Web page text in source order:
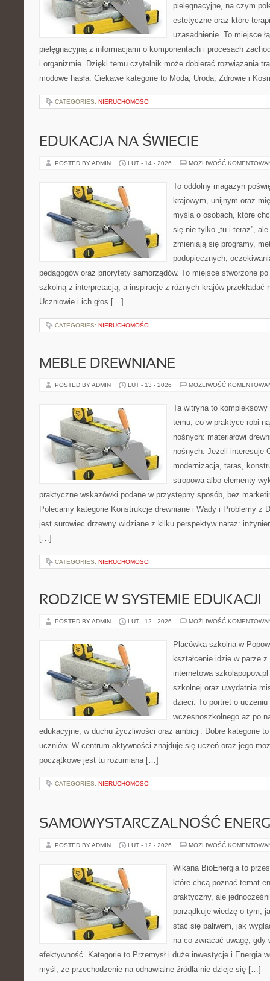
pielęgnacyjne, na czym
estetyczne oraz które
uzasadnienie. To miejsce
pielęgnacyjną z informacjami o komponentach i procesach
i organizmie. Dzięki temu czytelnik może dobierać rozwiązania
modowe hasła. Ciekawe kategorie to Moda, Uroda, Zdrowie i
CATEGORIES: NIERUCHOMOŚCI
EDUKACJA NA ŚWIECIE
POSTED BY ADMIN LUT - 14 - 2026 MOŻLIWOŚĆ
To oddolny magazyn
krajowym, unijnym oraz
myślą o osobach, które
się nie tylko „tu i teraz”,
zmieniają się programy,
podopiecznych,
pedagogów oraz priorytety samorządów. To miejsce stworzone
szkolną z interpretacją, a inspiracje z różnych krajów przekładać
Uczniowie i ich głos […]
CATEGORIES: NIERUCHOMOŚCI
MEBLE DREWNIANE
POSTED BY ADMIN LUT - 13 - 2026 MOŻLIWOŚĆ
Ta witryna to
temu, co w praktyce robi
nośnych: materiałowi
nośnych. Jeżeli interesuje
modernizacja, taras,
stropowa albo elementy
praktyczne wskazówki podane w przystępny sposób, bez
Polecamy kategorie Konstrukcje drewniane i Wady i Problemy z
jest surowiec drzewny widziane z kilku perspektyw naraz:
[…]
CATEGORIES: NIERUCHOMOŚCI
RODZICE W SYSTEMIE EDUKACJI
POSTED BY ADMIN LUT - 12 - 2026 MOŻLIWOŚĆ
Placówka szkolna w
kształcenie idzie w parze
internetowa
szkolnej oraz uwydatnia
dzieci. To portret o uczeniu
wczesnoszkolnego aż po
edukacyjne, w duchu życzliwości oraz ambicji. Dobre kategorie
uczniów. W centrum aktywności znajduje się uczeń oraz jego
początkowe jest tu rozumiana […]
CATEGORIES: NIERUCHOMOŚCI
SAMOWYSTARCZALNOŚĆ
POSTED BY ADMIN LUT - 12 - 2026 MOŻLIWOŚĆ
Wikana BioEnergia to
które chcą poznać temat
praktyczny, ale
porządkuje wiedzę o tym,
stać się paliwem, jak
na co zwracać uwagę, gdy
efektywność. Kategorie to Przemysł i duże inwestycje i Energia
myśl, że przechodzenie na odnawialne źródła nie dzieje się […]